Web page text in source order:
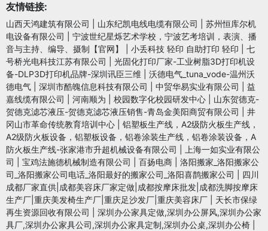
友情链接:
山西天鸿建筑有限公司 山东纪凯电线电缆有限公司
苏州恒库尔机
电设备有限公司
宁波世纪星烁艺术学校，宁波艺考培训，表演、播
音与主持、编导、摄制【官网】
小丢科技 轻印 自助打印 轻印
七
号桥光电科技江苏有限公司
光固化打印厂家-工业树脂3D打印机设
备-DLP3D打印机品牌-深圳讯臣三维
沃德电气_tuna_vode-温州沃
德电气
深圳市酷魄信息科技有限公司 中贸华易实业有限公司
益
嘉线缆有限公司
河南顺为 校园数字化校园研发中心
山东贺德克-
贺德克滤芯液压-贺德克滤芯液压销售-青岛金美阳商贸有限公司
井
冈山市革命传统教育培训中心
铝塑板生产线，A2级防火板生产线，
A2级防火板设备，铝塑板设备，铝卷涂装生产线，铝卷涂装设备，A
防火板生产线-张家港市升超机械设备有限公司
上海一如实业有限公
司
宝鸡法施德机械制造有限公司 百扬电商
洛阳搬家_洛阳搬家公
司_洛阳搬家公司电话_洛阳最好的搬家公司_洛阳喜鹊搬家公司
四川
成都厂家直供|成都美容床厂家定做|成都按摩床批发|成都洗脚按摩床
生产厂|重庆美发椅生产厂|重庆足沙发厂|重庆美容床厂
天长市保绿
再生资源回收有限公司
深圳办公家具定做,深圳办公屏风,深圳办公家
具厂,深圳办公家具公司,深圳办公家具定制,深圳办公桌,深圳办公椅